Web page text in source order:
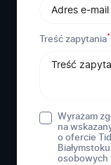
Treść zapytania*
Wyrażam
na
o ofercie
osobowych